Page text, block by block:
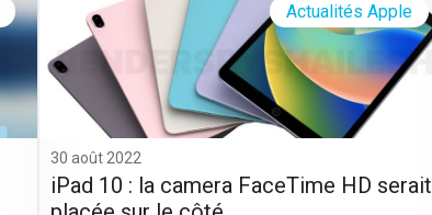
30 août 2022
iPad 10 : la camera FaceTime HD serait
Actualités Apple